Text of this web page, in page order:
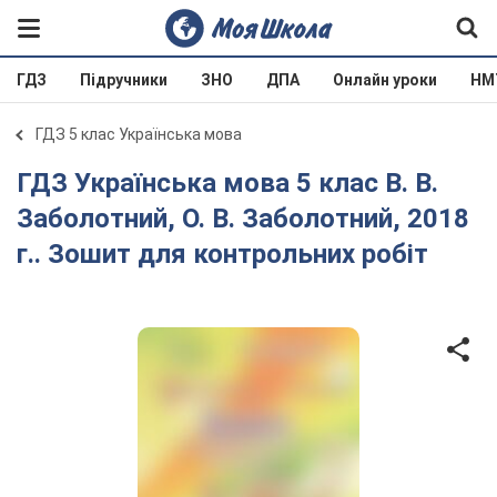
ГДЗ Підручники ЗНО ДПА Онлайн уроки
ГДЗ 5 клас Українська мова
ГДЗ Українська мова 5 клас В. В.
Заболотний, О. В. Заболотний, 2018
г.. Зошит для контрольних робіт